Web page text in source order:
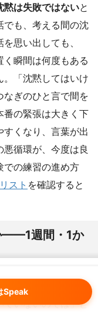
Speak
黙は失敗ではないと
でも、考える間の沈
思い出しても、
く瞬間は何度もある
。「沈黙してはいけ
なぎのひと言で間を
番の緊張は大きく下
くなり、言葉が出
循環が、今度は良
での練習の進め方
スト を確認すると
——1週間・1か
ていくのか。変化の
ていないのでは」と